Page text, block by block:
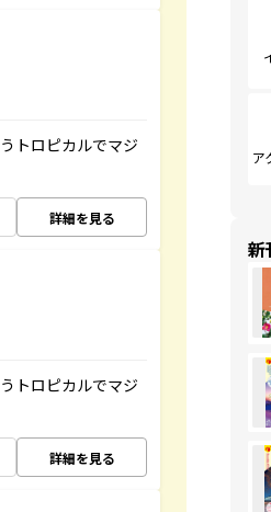
トロピカルでマジ
詳細を見る
トロピカルでマジ
詳細を見る
ア
新